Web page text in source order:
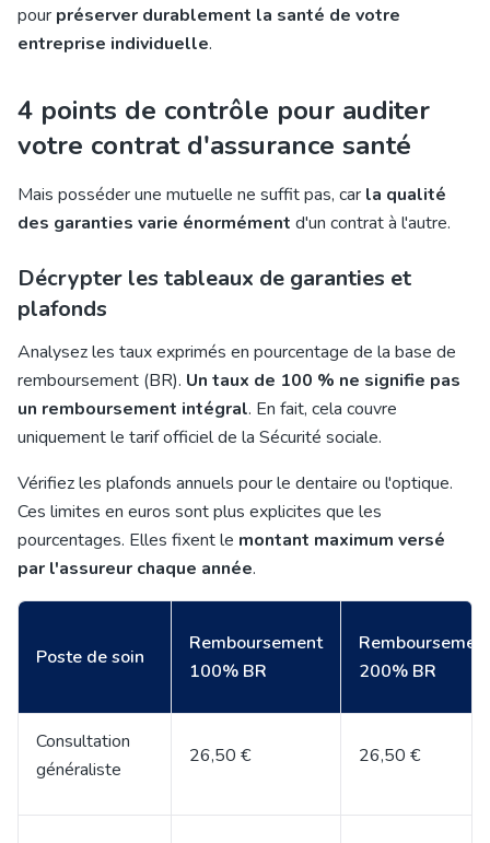
pour préserver durablement la santé de votre
entreprise individuelle.
4 points de contrôle pour auditer
votre contrat d'assurance santé
Mais posséder une mutuelle ne suffit pas, car la qualité
des garanties varie énormément d'un contrat à l'autre.
Décrypter les tableaux de garanties et
plafonds
Analysez les taux exprimés en pourcentage de la base de
remboursement (BR). Un taux de 100 % ne signifie pas
un remboursement intégral. En fait, cela couvre
uniquement le tarif officiel de la Sécurité sociale.
Vérifiez les plafonds annuels pour le dentaire ou l'optique.
Ces limites en euros sont plus explicites que les
pourcentages. Elles fixent le montant maximum versé
par l'assureur chaque année.
Poste de soin
Remboursement
100% BR
200% BR
Consultation
généraliste
26,50 € 26,50 €